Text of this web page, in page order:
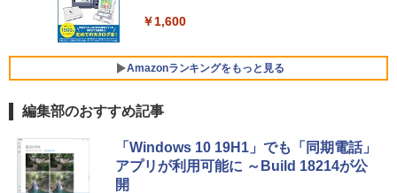
￥129,800
FMV ノートパソコン WE1-K3 (MS 365 P
ersonal/Copilotキー搭載/Win 11/15.6型/
VWK3E15W_AZ
￥123,400
￥1,600
Amazonランキングをもっと見る
Amazon Kindle Paperwhite (16GB) 7イ
ンチディスプレイ、色調調節ライト、12
週間持続バッテリー、広告なし、ブラッ
編集部のおすすめ記事
「Windows 10 19H1」でも「同期電話」
アプリが利用可能に ～Build 18214が公
開